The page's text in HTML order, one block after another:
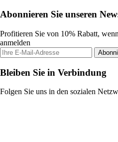
Abonnieren Sie unseren
Profitieren Sie von 10% Rabatt,
anmelden
Bleiben Sie in Verbindung
Folgen Sie uns in den sozialen